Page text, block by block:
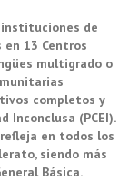
instituciones de
13 Centros
multigrado o
completos y
Inconclusa (PCEI).
en todos los
siendo más
Básica.